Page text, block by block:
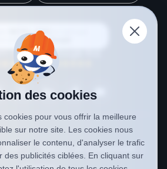
METAL 2000
préférée surGoogle
CGV Politique de confidentialité
des cookies
cookies pour vous offrir la meilleure
sur notre site. Les cookies nous
le contenu, d'analyser le trafic
des publicités ciblées. En cliquant sur